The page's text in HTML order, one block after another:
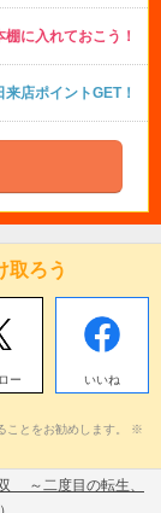
棚に入れておこう！
来店ポイントGET！
取ろう
ー いいね
ことをお勧めします。 ※
～二度目の転生、